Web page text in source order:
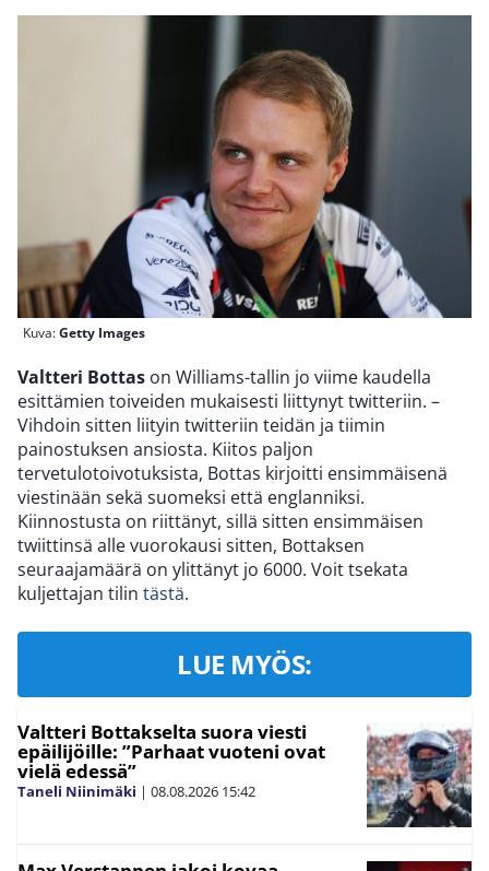
Kuva:Getty Images
Valtteri Bottas on Williams-tallin jo viime kaudella
esittämien toiveiden mukaisesti liittynyt twitteriin. –
Vihdoin sitten liityin twitteriin teidän ja tiimin
painostuksen ansiosta. Kiitos paljon
tervetulotoivotuksista, Bottas kirjoitti ensimmäisenä
viestinään sekä suomeksi että englanniksi.
Kiinnostusta on riittänyt, sillä sitten ensimmäisen
twiittinsä alle vuorokausi sitten, Bottaksen
seuraajamäärä on ylittänyt jo 6000. Voit tsekata
kuljettajan tilin tästä.
LUE MYÖS:
Valtteri Bottakselta suora viesti
epäilijöille: ”Parhaat vuoteni ovat
vielä edessä”
Taneli Niinimäki | 08.08.2026 15:42